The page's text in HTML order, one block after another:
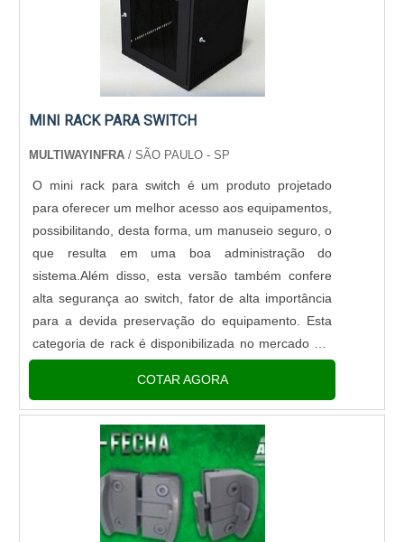
MINI RACK PARA SWITCH
MULTIWAYINFRA / SÃO PAULO - SP
O mini rack para switch é um produto projetado
para oferecer um melhor acesso aos equipamentos,
possibilitando, desta forma, um manuseio seguro, o
que resulta em uma boa administração do
sistema.Além disso, esta versão também confere
alta segurança ao switch, fator de alta importância
para a devida preservação do equipamento. Esta
categoria de rack é disponibilizada no mercado em
algumas versões.Principais versões disponíveis U3;
U4; U6; Entre outros. .
COTAR AGORA